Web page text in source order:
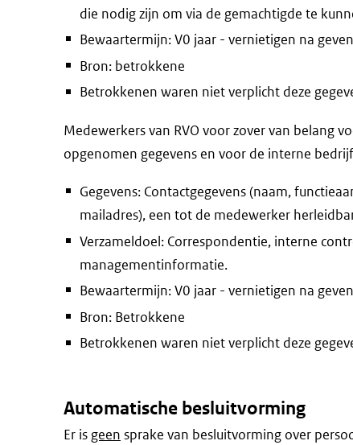
die nodig zijn om via de gemachtigde te
Bewaartermijn: V0 jaar - vernietigen na
Bron: betrokkene
Betrokkenen waren niet verplicht deze
Medewerkers van RVO voor zover van belang
opgenomen gegevens en voor de interne
Gegevens: Contactgegevens (naam,
mailadres), een tot de medewerker
Verzameldoel: Correspondentie, interne
managementinformatie.
Bewaartermijn: V0 jaar - vernietigen na
Bron: Betrokkene
Betrokkenen waren niet verplicht deze
Automatische besluitvorming
Er is geen sprake van besluitvorming over